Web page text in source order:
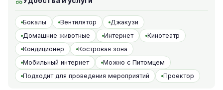
Бокалы Вентилятор
Джакузи
Домашние животные
Интернет
Кинотеатр
Кондиционер
Костровая зона
Мобильный интернет
Можно с Питомцем
Подходит для проведения мероприятий
Проектор